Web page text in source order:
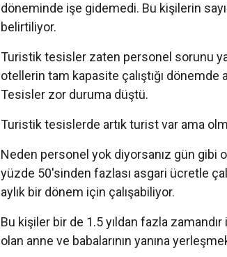
döneminde işe gidemedi. Bu kişilerin
belirtiliyor.
Turistik tesisler zaten personel sorunu
otellerin tam kapasite çalıştığı dönemde
Tesisler zor duruma düştü.
Turistik tesislerde artık turist var ama
Neden personel yok diyorsanız gün
yüzde 50'sinden fazlası asgari ücretle
aylık bir dönem için çalışabiliyor.
Bu kişiler bir de 1.5 yıldan fazla
olan anne ve babalarının yanına